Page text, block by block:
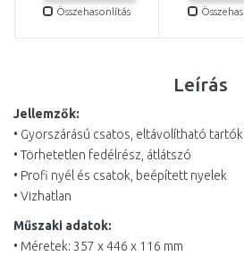
Összehasonlítás
Leírás
Jellemzők:
• Gyorszárású csatos, eltávolítható
• Törhetetlen fedélrész, átlátszó
• Profi nyél és csatok, beépített nyelek
• Vizhatlan
Műszaki adatok:
• Méretek: 357 x 446 x 116 mm